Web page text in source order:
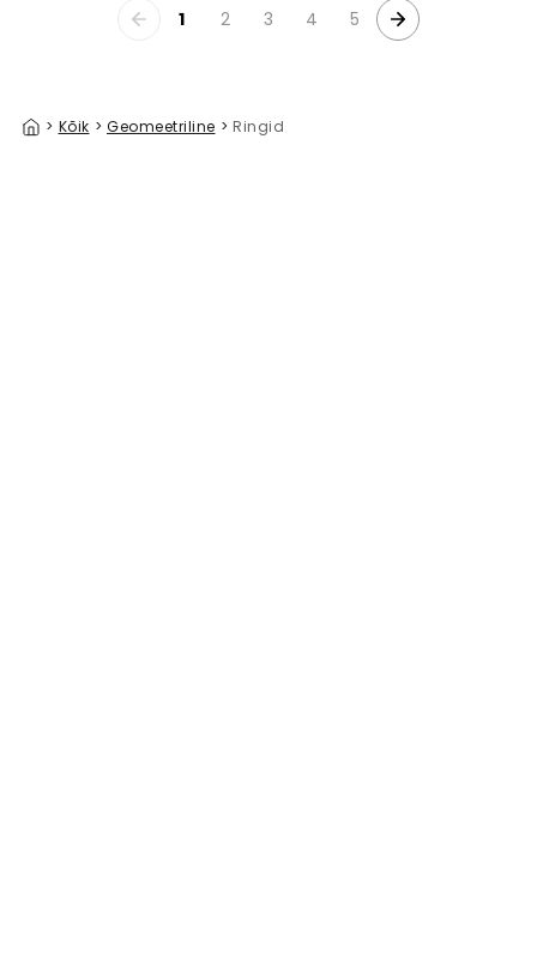
1 2 3 4 5
> Kõik > Geomeetriline > Ringid